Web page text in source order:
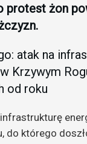
protest żon
atak na
Krzywym
od roku
do którego